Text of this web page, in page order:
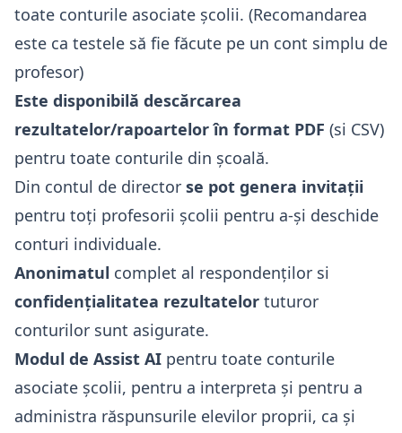
toate conturile asociate școlii. (Recomandarea
este ca testele să fie făcute pe un cont simplu de
profesor)
Este disponibilă descărcarea
rezultatelor/rapoartelor în format PDF (si CSV)
pentru toate conturile din școală.
Din contul de director se pot genera invitații
pentru toți profesorii școlii pentru a-și deschide
conturi individuale.
Anonimatul complet al respondenților si
confidențialitatea rezultatelor tuturor
conturilor sunt asigurate.
Modul de Assist AI pentru toate conturile
asociate școlii, pentru a interpreta și pentru a
administra răspunsurile elevilor proprii, ca și